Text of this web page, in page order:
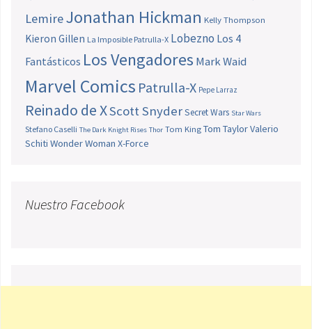
LemireJonathan Hickman Kelly Thompson
Kieron Gillen La Imposible Patrulla-X Lobezno Los 4
Fantásticos Los Vengadores Mark Waid
Marvel Comics Patrulla-X Pepe Larraz
Reinado de XScott SnyderSecret Wars Star Wars
Stefano Caselli The Dark Knight Rises Thor Tom King Tom TaylorValerio
Schiti Wonder Woman X-Force
Nuestro Facebook